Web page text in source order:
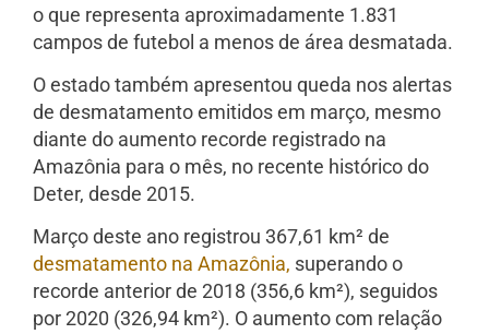
o que representa aproximadamente 1.831
campos de futebol a menos de área desmatada.
O estado também apresentou queda nos alertas
de desmatamento emitidos em março, mesmo
diante do aumento recorde registrado na
Amazônia para o mês, no recente histórico do
Deter, desde 2015.
Março deste ano registrou 367,61 km² de
desmatamento na Amazônia, superando o
recorde anterior de 2018 (356,6 km²), seguidos
por 2020 (326,94 km²). O aumento com relação